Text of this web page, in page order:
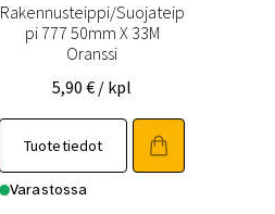
Rakennusteippi/Suojateip
pi 777 50mm X 33M
Oranssi
5,90€ / kpl
Tuotetiedot
Varastossa